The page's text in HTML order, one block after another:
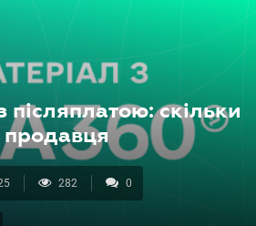
післяплатою: скільки
продавця
282 0